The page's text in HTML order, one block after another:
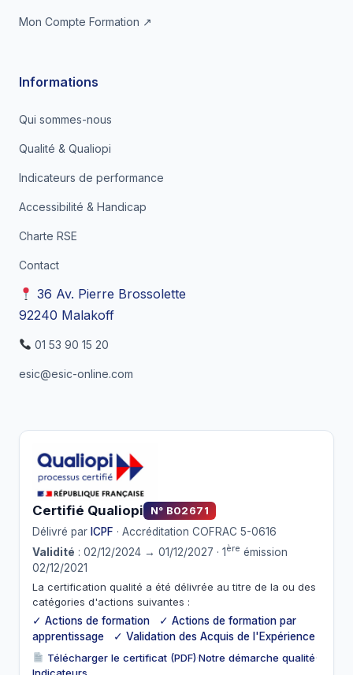
Mon Compte Formation ↗
Informations
Qui sommes-nous
Qualité & Qualiopi
Indicateurs de performance
Accessibilité & Handicap
Charte RSE
Contact
36 Av. Pierre Brossolette
92240 Malakoff
01 53 90 15 20
esic@esic-online.com
Certifié Qualiopi
N° B02671
Délivré par ICPF · Accréditation COFRAC 5-0616
Validité : 02/12/2024 → 01/12/2027 · 1ère émission
02/12/2021
La certification qualité a été délivrée au titre de la ou des
catégories d'actions suivantes :
✓ Actions de formation ✓ Actions de formation par
apprentissage ✓ Validation des Acquis de l'Expérience
Télécharger le certificat (PDF)·Notre démarche qualité·
Indicateurs